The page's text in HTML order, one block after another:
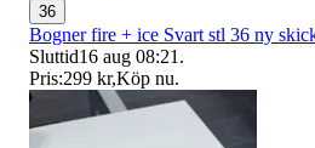
36
Bogner fire + ice Svart stl 36 ny
Sluttid16 aug 08:21 .
Pris:299 kr,Köp nu.